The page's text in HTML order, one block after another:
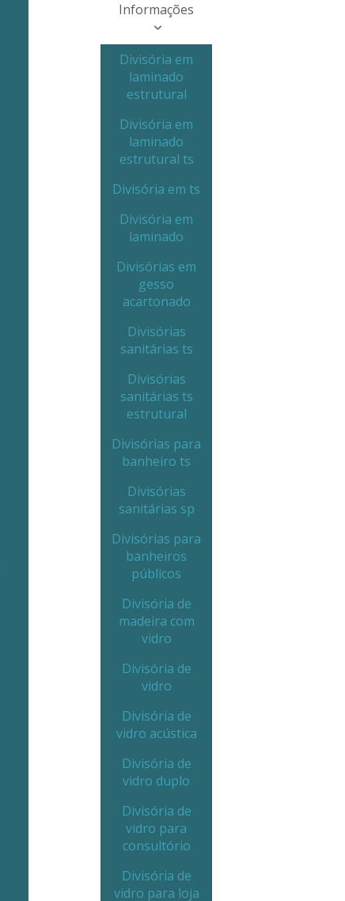
Informações
Divisória em
laminado
estrutural
Divisória em
laminado
estrutural ts
Divisória em ts
Divisória em
laminado
Divisórias em
gesso
acartonado
Divisórias
sanitárias ts
Divisórias
sanitárias ts
estrutural
Divisórias para
banheiro ts
Divisórias
sanitárias sp
Divisórias para
banheiros
públicos
Divisória de
madeira com
vidro
Divisória de
vidro
Divisória de
vidro acústica
Divisória de
vidro duplo
Divisória de
vidro para
consultório
Divisória de
vidro para loja